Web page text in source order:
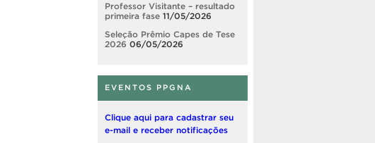
Professor Visitante – resultado
primeira fase 11/05/2026
Seleção Prêmio Capes de Tese
2026 06/05/2026
EVENTOS PPGNA
Clique aqui para cadastrar seu
e-mail e receber notificações